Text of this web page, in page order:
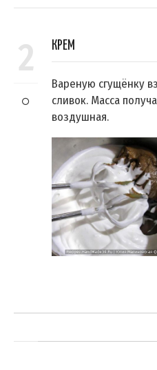
2 КРЕМ
Вареную сгущёнку
сливок. Масса
воздушная.